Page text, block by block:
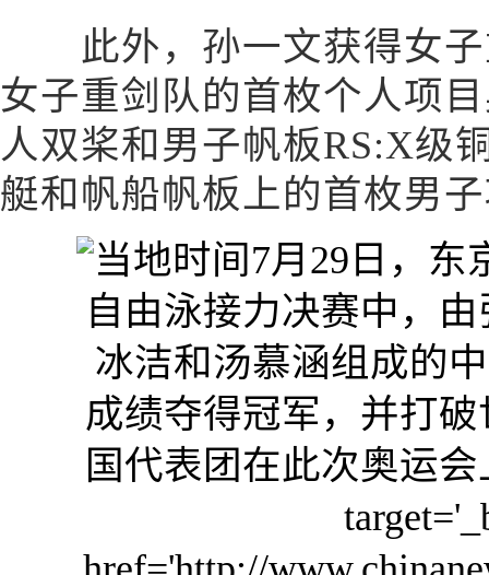
此外，孙一文获得女子
女子重剑队的首枚个人项
人双桨和男子帆板RS:X级
艇和帆船帆板上的首枚男